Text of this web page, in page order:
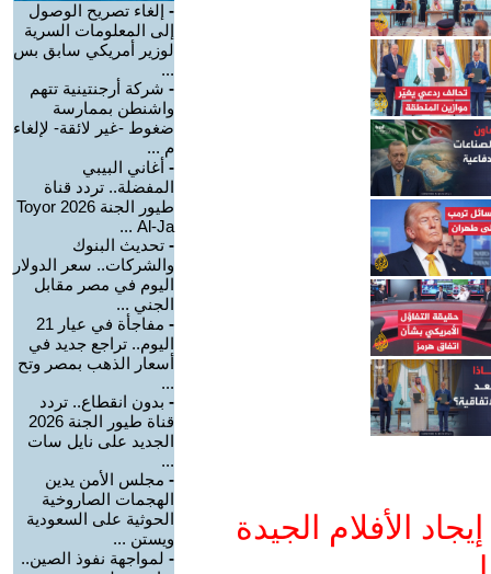
الأفلام الجيدة
- إلغاء تصريح الوصول
إلى المعلومات السرية
لوزير أمريكي سابق بس
...
- شركة أرجنتينية تتهم
واشنطن بممارسة
ضغوط -غير لائقة- لإلغاء
م ...
- أغاني البيبي
المفضلة.. تردد قناة
طيور الجنة 2026 Toyor
Al-Ja ...
- تحديث البنوك
والشركات.. سعر الدولار
اليوم في مصر مقابل
الجني ...
-
مفاجأة في عيار 21
اليوم.. تراجع جديد في
أسعار الذهب بمصر وتح
...
- بدون انقطاع.. تردد
قناة طيور الجنة 2026
الجديد على نايل سات
...
- مجلس الأمن يدين
الهجمات الصاروخية
الحوثية على السعودية
ويستن ...
- لمواجهة نفوذ الصين..